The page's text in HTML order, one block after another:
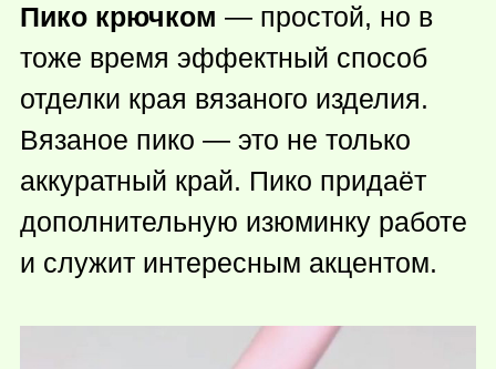
Пико крючком — простой, но в
тоже время эффектный способ
отделки края вязаного изделия.
Вязаное пико — это не только
аккуратный край. Пико придаёт
дополнительную изюминку работе
и служит интересным акцентом.